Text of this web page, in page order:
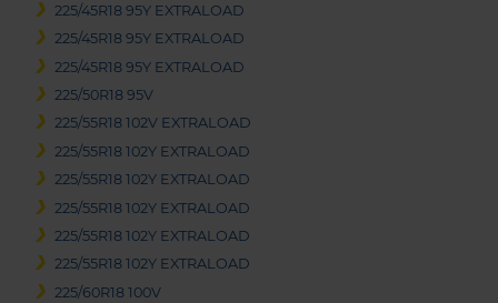
225/45R18 95Y EXTRALOAD
225/45R18 95Y EXTRALOAD
225/45R18 95Y EXTRALOAD
225/50R18 95V
225/55R18 102V EXTRALOAD
225/55R18 102Y EXTRALOAD
225/55R18 102Y EXTRALOAD
225/55R18 102Y EXTRALOAD
225/55R18 102Y EXTRALOAD
225/55R18 102Y EXTRALOAD
225/60R18 100V